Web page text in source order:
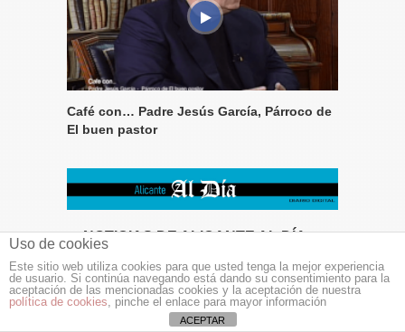
Café con… Padre Jesús García, Párroco de
El buen pastor
NOTICIAS DE ALICANTE AL DÍA
La mejor música de Ennio Morricone por
l’Ensemble le Muse y el jazz a la Ermita con «Baila la
lluvia con Ana Pereira Quartet» en Finestrat
Santa Pola recibe de la Generalitat Valenciana cien
Uso de cookies
Este sitio web utiliza cookies para que usted tenga la mejor experiencia
de usuario. Si continúa navegando está dando su consentimiento para la
aceptación de las mencionadas cookies y la aceptación de nuestra
política de cookies, pinche el enlace para mayor información
ACEPTAR